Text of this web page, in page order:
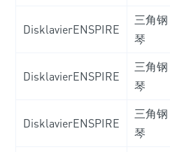
DisklavierENSPIRE
三角钢
琴
DisklavierENSPIRE
三角钢
琴
DisklavierENSPIRE
三角钢
琴